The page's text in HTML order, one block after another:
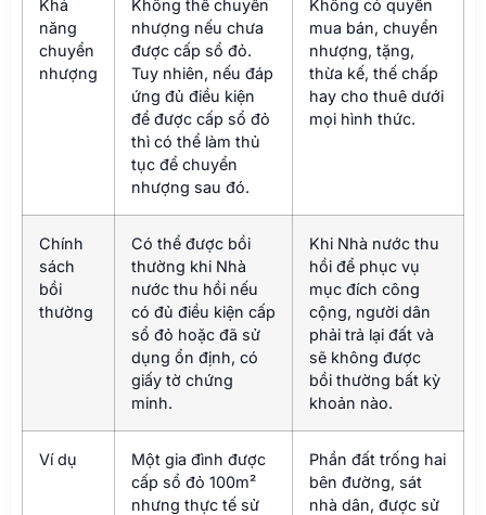
Khả
năng
chuyển
nhượng
Không thể chuyển
nhượng nếu chưa
được cấp sổ đỏ.
Tuy nhiên, nếu đáp
ứng đủ điều kiện
để được cấp sổ đỏ
thì có thể làm thủ
tục để chuyển
nhượng sau đó.
Không có quyền
mua bán, chuyển
nhượng, tặng,
thừa kế, thế chấp
hay cho thuê dưới
mọi hình thức.
Chính
sách
bồi
thường
Có thể được bồi
thường khi Nhà
nước thu hồi nếu
có đủ điều kiện cấp
sổ đỏ hoặc đã sử
dụng ổn định, có
giấy tờ chứng
minh.
Khi Nhà nước thu
hồi để phục vụ
mục đích công
cộng, người dân
phải trả lại đất và
sẽ không được
bồi thường bất kỳ
khoản nào.
Ví dụ
Một gia đình được
cấp sổ đỏ 100m²
nhưng thực tế sử
Phần đất trống hai
bên đường, sát
nhà dân, được sử